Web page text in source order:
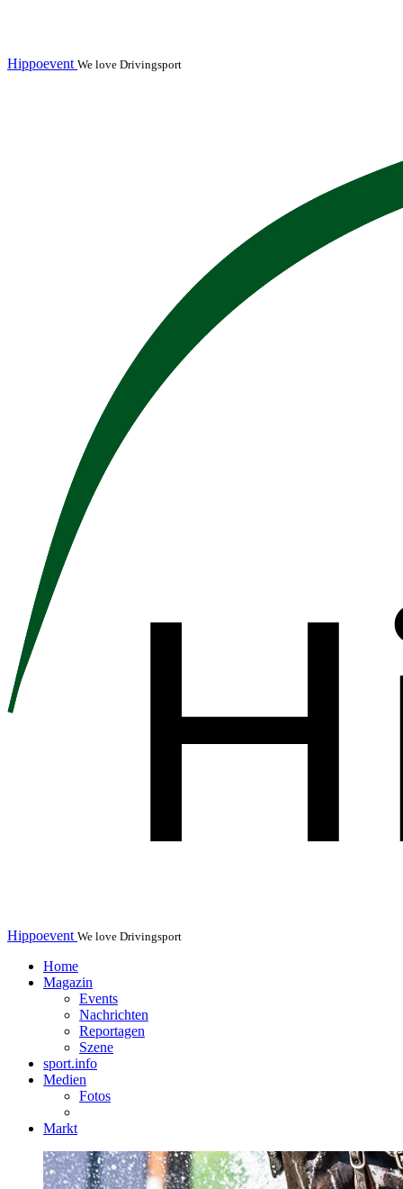
Hippoevent We love Drivingsport
Hippoevent We love Drivingsport
Home
Magazin
Events
Nachrichten
Reportagen
Szene
sport.info
Medien
Fotos
Markt